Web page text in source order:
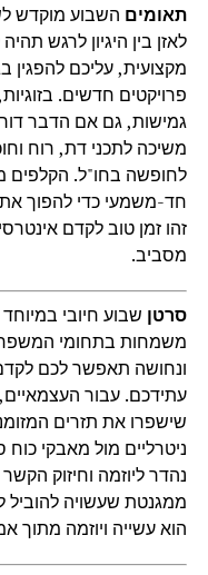
תאומים השבוע מוקדש
לאזן בין היגיון לרגש
מקצועית, עליכם להפגין
פרויקטים חדשים.
גמישות, גם אם הדבר
משיכה לתכני דת, רוח
לחופשה בחו"ל. הקלפים
חד-משמעי כדי להפוך
זהו זמן טוב לקדם
מסביב.
סרטן שבוע חיובי
משמחות בתחומי
ונחושה תאפשר לכם
עתידכם. עבור העצמאיים,
שישפרו את תזרים
ניטרליים מול מאבקי כוח
נהדר ליוזמה וחיזוק
ממגנטת שעשויה
הוא עשייה ויוזמה מתוך